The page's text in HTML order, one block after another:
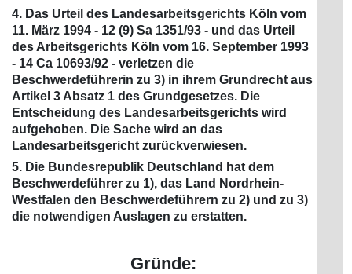
4. Das Urteil des Landesarbeitsgerichts Köln vom
11. März 1994 - 12 (9) Sa 1351/93 - und das Urteil
des Arbeitsgerichts Köln vom 16. September 1993
- 14 Ca 10693/92 - verletzen die
Beschwerdeführerin zu 3) in ihrem Grundrecht aus
Artikel 3 Absatz 1 des Grundgesetzes. Die
Entscheidung des Landesarbeitsgerichts wird
aufgehoben. Die Sache wird an das
Landesarbeitsgericht zurückverwiesen.
5. Die Bundesrepublik Deutschland hat dem
Beschwerdeführer zu 1), das Land Nordrhein-
Westfalen den Beschwerdeführern zu 2) und zu 3)
die notwendigen Auslagen zu erstatten.
Gründe: